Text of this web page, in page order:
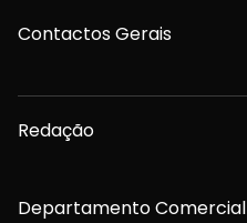
Contactos Gerais
Redação
Departamento Comercial